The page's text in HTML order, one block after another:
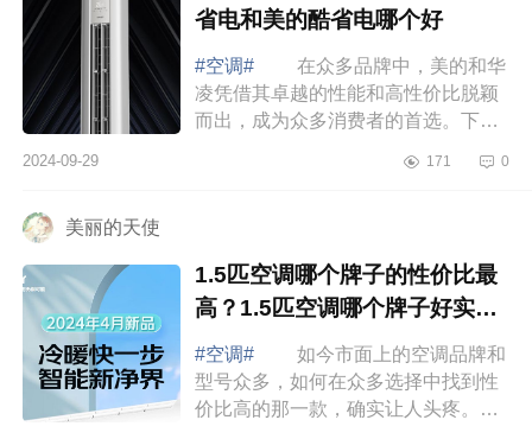
省电和美的酷省电哪个好
#空调#
在众多品牌中，美的和华
凌凭借其卓越的性能和高性价比脱颖
而出，成为众多消费者的首选。下面
样？华凌超省电和美的酷省电哪个
2024-09-29 171 0
美丽的天使
1.5匹空调哪个牌子的性价比最
高？1.5匹空调哪个牌子好实惠
又耐用
#空调#
如今市面上的空调品牌和
型号众多，如何在众多选择中找到性
价比高的那一款，确实让人头疼。不